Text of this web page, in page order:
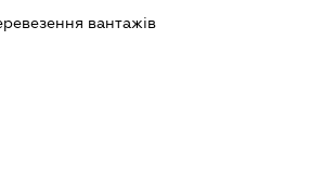
вантажів